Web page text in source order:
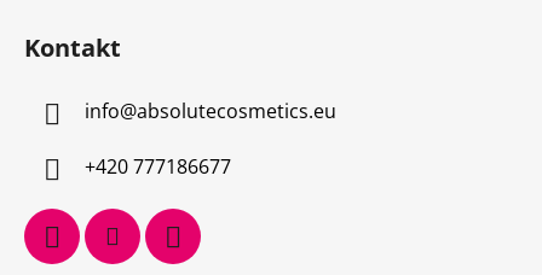
Kontakt
info@absolutecosmetics.eu
+420 777186677